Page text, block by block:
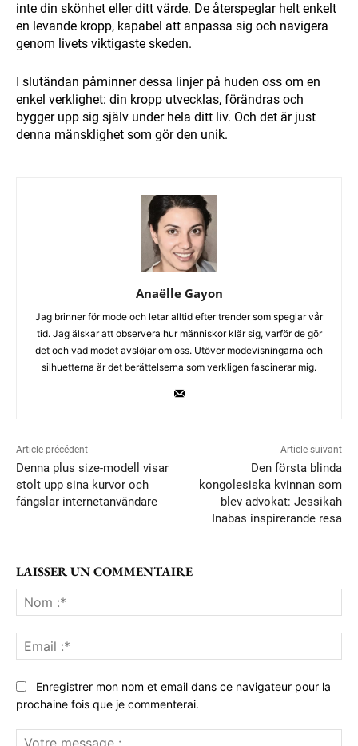
inte din skönhet eller ditt värde. De återspeglar helt enkelt
en levande kropp, kapabel att anpassa sig och navigera
genom livets viktigaste skeden.
I slutändan påminner dessa linjer på huden oss om en
enkel verklighet: din kropp utvecklas, förändras och
bygger upp sig själv under hela ditt liv. Och det är just
denna mänsklighet som gör den unik.
Anaëlle Gayon
Jag brinner för mode och letar alltid efter trender som speglar vår
tid. Jag älskar att observera hur människor klär sig, varför de gör
det och vad modet avslöjar om oss. Utöver modevisningarna och
silhuetterna är det berättelserna som verkligen fascinerar mig.
Article précédent
Denna plus size-modell visar
stolt upp sina kurvor och
fängslar internetanvändare
Article suivant
Den första blinda
kongolesiska kvinnan som
blev advokat: Jessikah
Inabas inspirerande resa
LAISSER UN COMMENTAIRE
:*
:*
Enregistrer mon nom et email dans ce navigateur pour la
prochaine fois que je commenterai.